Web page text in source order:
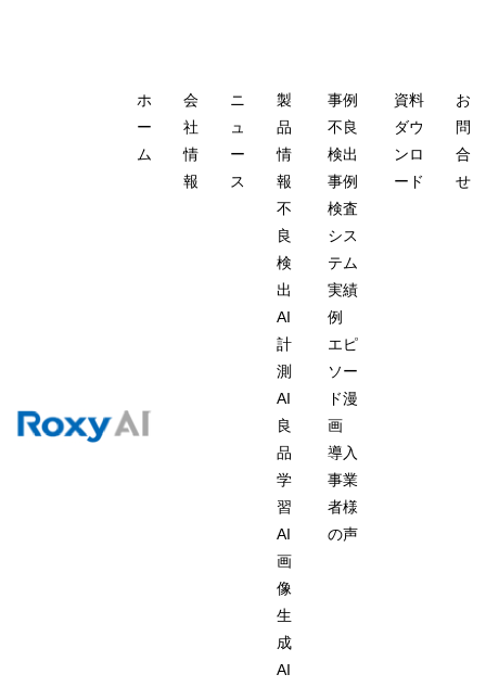
ホ
ー
ム
会
社
情
報
ニ
ュ
ー
ス
製
品
情
報
不
良
検
出
AI
計
測
AI
良
品
学
習
AI
画
像
生
成
AI
事例
不良
検出
事例
検査
シス
テム
実績
例
エピ
ソー
ド漫
画
導入
事業
者様
の声
資料
ダウ
ンロ
ード
お
問
合
せ